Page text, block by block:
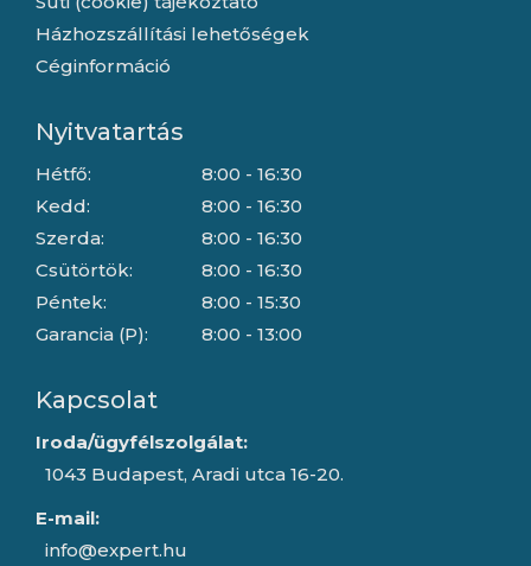
Házhozszállítási lehetőségek
Céginformáció
Nyitvatartás
Hétfő:
Kedd:
Szerda:
Csütörtök:
Péntek:
Garancia (P):
8:00 - 16:30
8:00 - 16:30
8:00 - 16:30
8:00 - 16:30
8:00 - 15:30
8:00 - 13:00
Kapcsolat
Iroda/ügyfélszolgálat:
1043 Budapest, Aradi utca 16-20.
E-mail:
info@expert.hu